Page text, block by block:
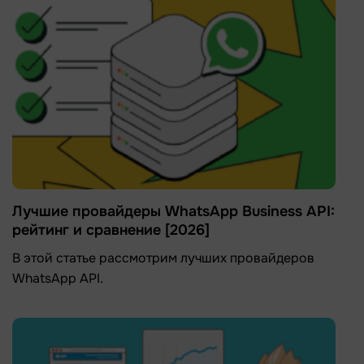
Лучшие провайдеры WhatsApp Business API:
рейтинг и сравнение [2026]
В этой статье рассмотрим лучших провайдеров
WhatsApp API.